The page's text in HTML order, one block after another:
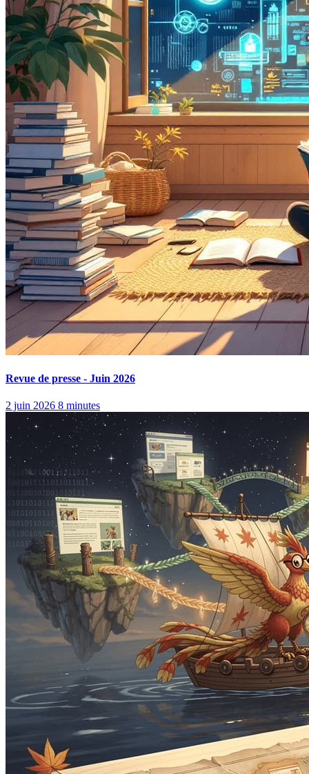
Revue de presse - Juin 2026
2 juin 2026 8 minutes